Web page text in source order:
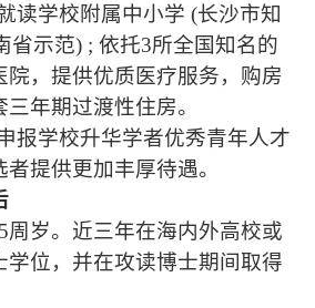
读学校附属中小学 (长沙市知
省示范) ; 依托3所全国知名的
院，提供优质医疗服务，购房
年期过渡性住房。
报学校升华学者优秀青年人才
提供更加丰厚待遇。
周岁。近三年在海内外高校或
学位，并在攻读博士期间取得